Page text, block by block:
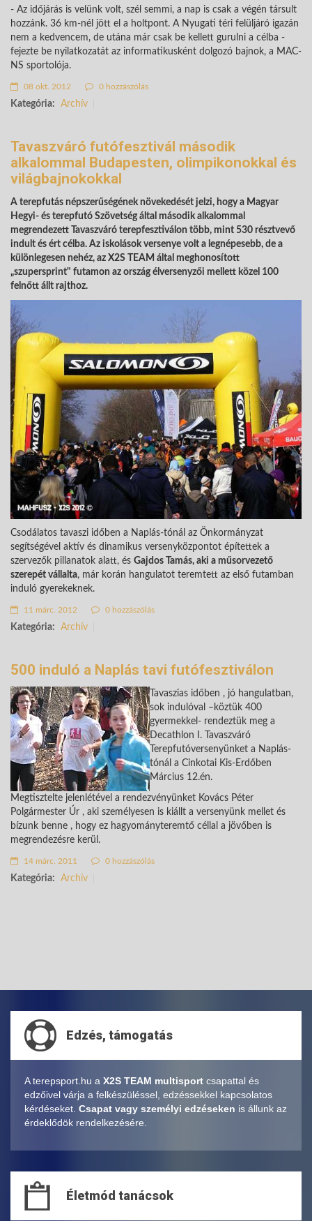
- Az időjárás is velünk volt, szél semmi, a nap is csak a végén társult
hozzánk. 36 km-nél jött el a holtpont. A Nyugati téri felüljáró igazán
nem a kedvencem, de utána már csak be kellett gurulni a célba -
fejezte be nyilatkozatát az informatikusként dolgozó bajnok, a MAC-
NS sportolója.
08 okt. 2012 0 hozzászólás
Kategória: Archív
Tavaszváró futófesztivál második
alkalommal Budapesten, olimpikonokkal és
világbajnokokkal
A terepfutás népszerűségének növekedését jelzi, hogy a Magyar
Hegyi- és terepfutó Szövetség által második alkalommal
megrendezett Tavaszváró terepfesztiválon több, mint 530 résztvevő
indult és ért célba. Az iskolások versenye volt a legnépesebb, de a
különlegesen nehéz, az X2S TEAM által meghonosított
„szupersprint" futamon az ország élversenyzői mellett közel 100
felnőtt állt rajthoz.
Csodálatos tavaszi időben a Naplás-tónál az Önkormányzat
segítségével aktív és dinamikus versenyközpontot építettek a
szervezők pillanatok alatt, és Gajdos Tamás, aki a műsorvezető
szerepét vállalta, már korán hangulatot teremtett az első futamban
induló gyerekeknek.
11 márc. 2012 0 hozzászólás
Kategória: Archív
500 induló a Naplás tavi futófesztiválon
Tavaszias időben , jó hangulatban,
sok indulóval –köztük 400
gyermekkel- rendeztük meg a
Decathlon I. Tavaszváró
Terepfutóversenyünket a Naplás-
tónál a Cinkotai Kis-Erdőben
Március 12.én.
Megtisztelte jelenlétével a rendezvényünket Kovács Péter
Polgármester Úr , aki személyesen is kiállt a versenyünk mellet és
bízunk benne , hogy ez hagyományteremtő céllal a jövőben is
megrendezésre kerül.
14 márc. 2011 0 hozzászólás
Kategória: Archív
Edzés, támogatás
A terepsport.hu a X2S TEAM multisport csapattal és
edzőivel várja a felkészüléssel, edzéssekkel kapcsolatos
kérdéseket. Csapat vagy személyi edzéseken is állunk az
érdeklődök rendelkezésére.
Életmód tanácsok